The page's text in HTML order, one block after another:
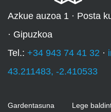
Azkue auzoa 1 · Posta
· Gipuzkoa
Tel.: +34 943 74 41 32 ·
43.211483, -2.410533
Gardentasuna Lege